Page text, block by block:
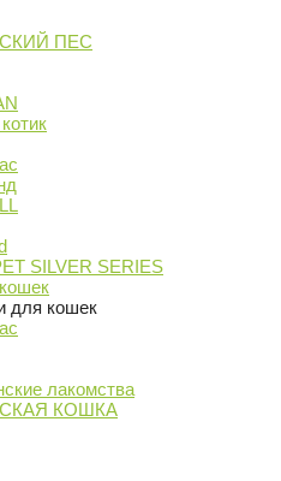
ПЕС
SILVER SERIES
для кошек
лакомства
КОШКА